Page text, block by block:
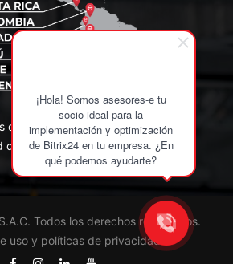
¡Hola! Somos asesores-e tu
socio ideal para la
implementación y optimización
de Bitrix24 en tu empresa. ¿En
qué podemos ayudarte?
de la región contamos con Partners
de facturar desde USA en US$.
Todos los derechos reservados.
uso y políticas de privacidad